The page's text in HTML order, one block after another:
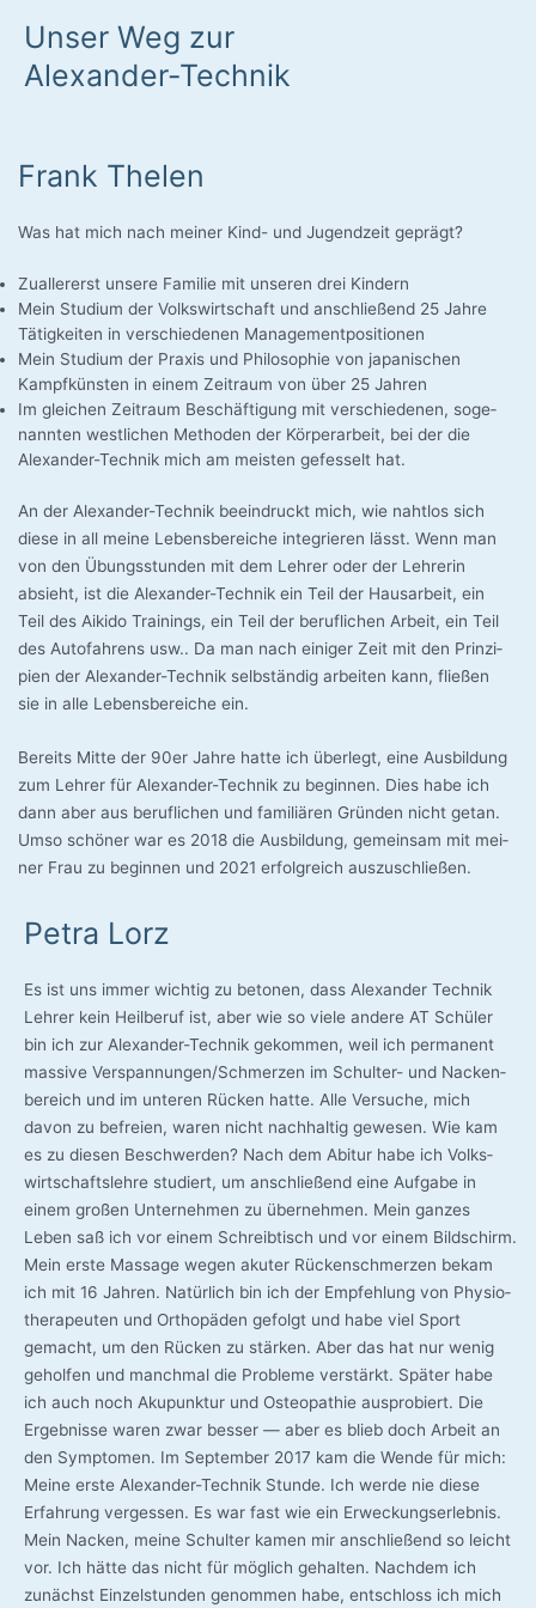
Unser Weg zur
Alexander-Technik
Frank Thelen
Was hat mich nach mei­ner Kind- und Jugend­zeit geprägt?
Zual­ler­erst unse­re Fami­lie mit unse­ren drei Kindern
Mein Stu­di­um der Volks­wirt­schaft und anschlie­ßend 25 Jah­re
Tätig­kei­ten in ver­schie­de­nen Managementpositionen
Mein Stu­di­um der Pra­xis und Phi­lo­so­phie von japa­ni­schen
Kampf­küns­ten in einem Zeit­raum von über 25 Jahren
Im glei­chen Zeit­raum Beschäf­ti­gung mit ver­schie­de­nen, soge­
nann­ten west­li­chen Metho­den der Kör­per­ar­beit, bei der die
Alexander-Technik mich am meis­ten gefes­selt hat.
An der Alexander-Technik beein­druckt mich, wie naht­los sich
die­se in all mei­ne Lebens­be­rei­che inte­grie­ren lässt. Wenn man
von den Übungs­stun­den mit dem Leh­rer oder der Leh­re­rin
absieht, ist die Alexander-Technik ein Teil der Haus­ar­beit, ein
Teil des Aiki­do Trai­nings, ein Teil der beruf­li­chen Arbeit, ein Teil
des Auto­fah­rens usw.. Da man nach eini­ger Zeit mit den Prin­zi­
pi­en der Alexander-Technik selb­stän­dig arbei­ten kann, flie­ßen
sie in alle Lebens­be­rei­che ein.
Bereits Mit­te der 90er Jah­re hat­te ich über­legt, eine Aus­bil­dung
zum Leh­rer für Alexander-Technik zu begin­nen. Dies habe ich
dann aber aus beruf­li­chen und fami­liä­ren Grün­den nicht getan.
Umso schö­ner war es 2018 die Aus­bil­dung, gemein­sam mit mei­
ner Frau zu begin­nen und 2021 erfolg­reich auszuschließen.
Petra Lorz
Es ist uns immer wich­tig zu beto­nen, dass Alex­an­der Tech­nik
Leh­rer kein Heil­be­ruf ist, aber wie so vie­le ande­re AT Schü­ler
bin ich zur Alexander-Technik gekom­men, weil ich per­ma­nent
mas­si­ve Verspannungen/Schmerzen im Schulter- und Nacken­
be­reich und im unte­ren Rücken hat­te. Alle Ver­su­che, mich
davon zu befrei­en, waren nicht nach­hal­tig gewe­sen. Wie kam
es zu die­sen Beschwer­den? Nach dem Abitur habe ich Volks­
wirt­schafts­leh­re stu­diert, um anschlie­ßend eine Auf­ga­be in
einem gro­ßen Unter­neh­men zu über­neh­men. Mein gan­zes
Leben saß ich vor einem Schreib­tisch und vor einem Bild­schirm.
Mein ers­te Mas­sa­ge wegen aku­ter Rücken­schmer­zen bekam
ich mit 16 Jah­ren. Natür­lich bin ich der Emp­feh­lung von Phy­sio­
the­ra­peu­ten und Ortho­pä­den gefolgt und habe viel Sport
gemacht, um den Rücken zu stär­ken. Aber das hat nur wenig
gehol­fen und manch­mal die Pro­ble­me ver­stärkt. Spä­ter habe
ich auch noch Aku­punk­tur und Osteo­pa­thie aus­pro­biert. Die
Ergeb­nis­se waren zwar bes­ser — aber es blieb doch Arbeit an
den Sym­pto­men. Im Sep­tem­ber 2017 kam die Wen­de für mich:
Mei­ne ers­te Alexander-Technik Stun­de. Ich wer­de nie die­se
Erfah­rung ver­ges­sen. Es war fast wie ein Erwe­ckungs­er­leb­nis.
Mein Nacken, mei­ne Schul­ter kamen mir anschlie­ßend so leicht
vor. Ich hät­te das nicht für mög­lich gehal­ten. Nach­dem ich
zunächst Ein­zel­stun­den genom­men habe, ent­schloss ich mich